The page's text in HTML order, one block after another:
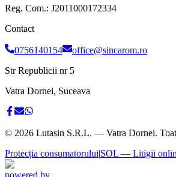
Reg. Com.: J2011000172334
Contact
0756140154
office@sincarom.ro
Str Republicii nr 5
Vatra Dornei, Suceava
© 2026 Lutasin S.R.L. — Vatra Dornei.
Protecția consumatorului|SOL — Litigii